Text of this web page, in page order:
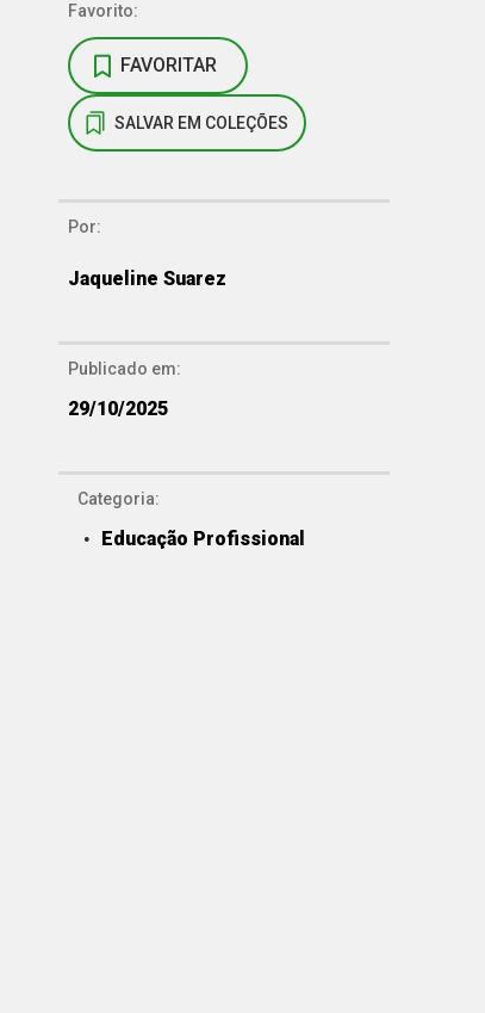
Favorito:
FAVORITAR
SALVAR EM COLEÇÕES
Por:
Jaqueline Suarez
Publicado em:
29/10/2025
Categoria:
Educação Profissional